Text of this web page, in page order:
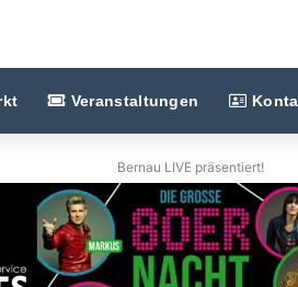
Veranstaltungen
Bernau LIVE präsentiert!